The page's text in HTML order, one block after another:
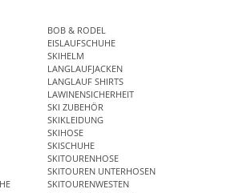
BOB & RODEL
EISLAUFSCHUHE
SKIHELM
LANGLAUFJACKEN
LANGLAUF SHIRTS
LAWINENSICHERHEIT
SKI ZUBEHÖR
SKIKLEIDUNG
SKIHOSE
SKISCHUHE
SKITOURENHOSE
SKITOUREN UNTERHOSEN
SKITOURENWESTEN